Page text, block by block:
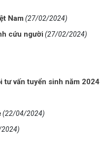
Nam (27/02/2024)
cứu người (27/02/2024)
tư vấn tuyển sinh năm 2024
(22/04/2024)